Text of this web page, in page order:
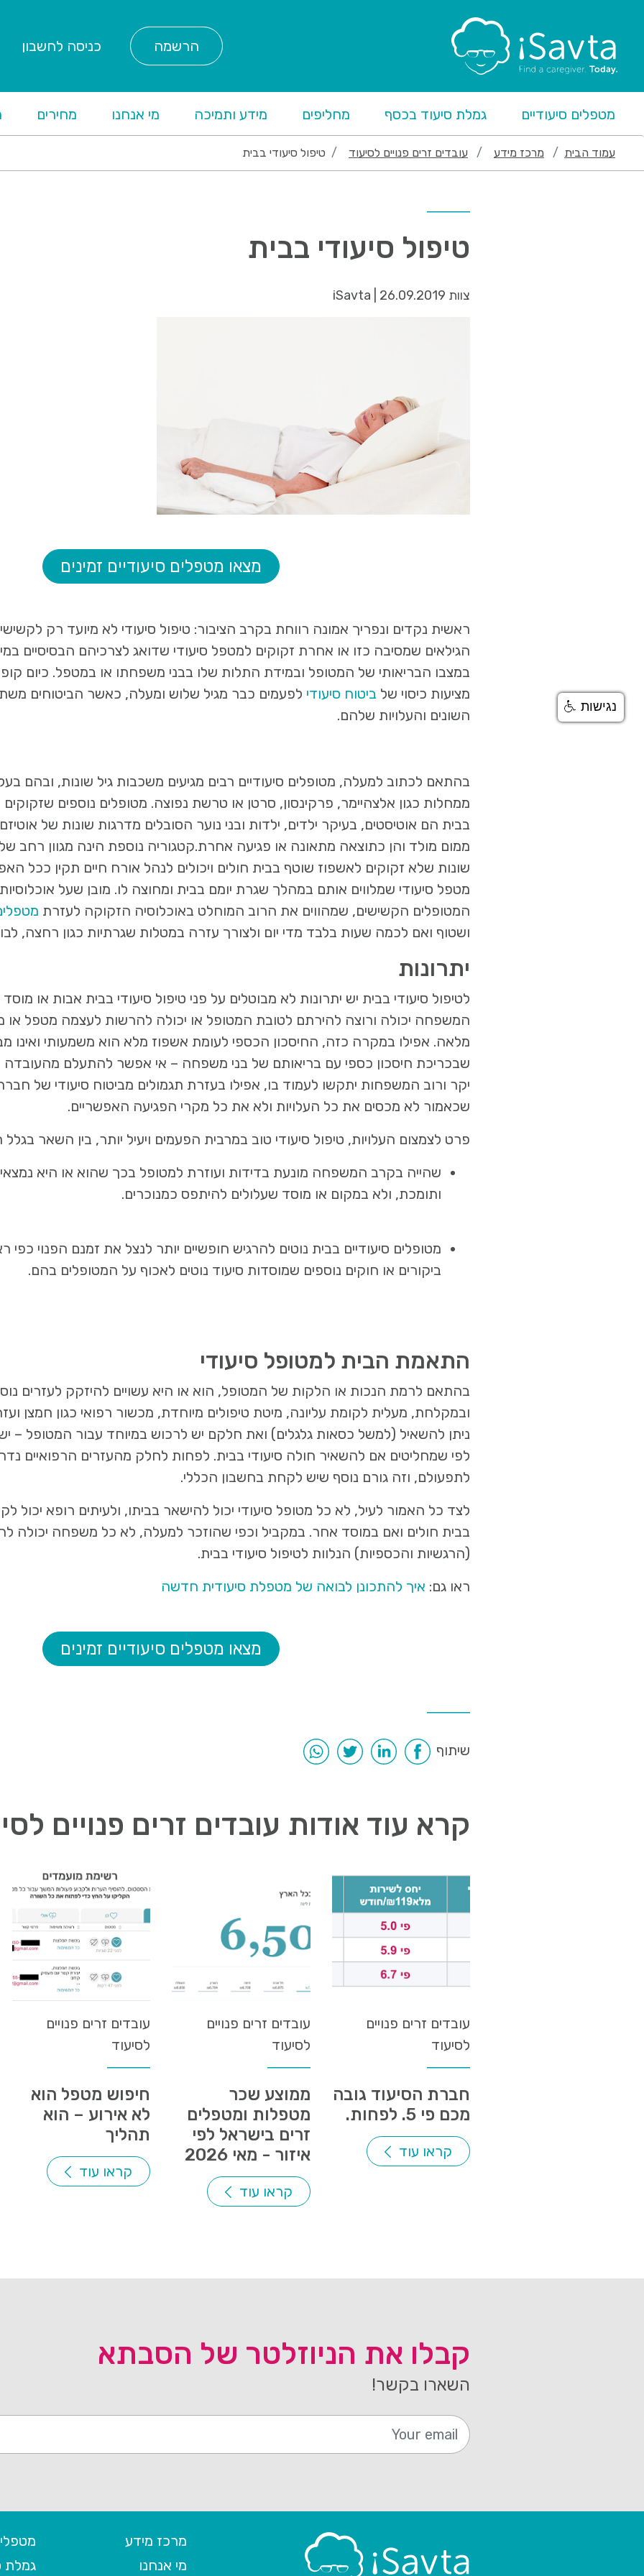
הרשמה כניסה לחשבון
מטפלים סיעודיים גמלת סיעוד בכסף מחליפים מידע ותמיכה מי אנחנו מחירים
עמוד הבית מרכז מידע עובדים זרים פנויים לסיעוד טיפול סיעודי בבית
טיפול סיעודי בבית
צוות iSavta | 26.09.2019
מצאו מטפלים סיעודיים זמינים
ראשית נקדים ונפריך אמונה רווחת בקרב הציבור: טיפול סיעודי לא מיועד רק
הגילאים שמסיבה כזו או אחרת זקוקים למטפל סיעודי שדואג לצרכיהם הבסיסיים
במצבו הבריאותי של המטופל ובמידת התלות שלו בבני משפחתו או במטפל. כיום
מציעות כיסוי של ביטוח סיעודי לפעמים כבר מגיל שלוש ומעלה, כאשר הביטוחים
השונים והעלויות שלהם.
בהתאם לכתוב למעלה, מטופלים סיעודיים רבים מגיעים משכבות גיל שונות, ובהם
ממחלות כגון אלצהיימר, פרקינסון, סרטן או טרשת נפוצה. מטופלים נוספים שזקוקים
בבית הם אוטיסטים, בעיקר ילדים, ילדות ובני נוער הסובלים מדרגות שונות של
ממום מולד והן כתוצאה מתאונה או פגיעה אחרת.קטגוריה נוספת הינה מגוון רחב של
שונות שלא זקוקים לאשפוז שוטף בבית חולים ויכולים לנהל אורח חיים תקין ככל
מטפל סיעודי שמלווים אותם במהלך שגרת יומם בבית ומחוצה לו. מובן שעל
המטופלים הקשישים, שמהווים את הרוב המוחלט באוכלוסיה הזקוקה לעזרת
ושטוף ואם לכמה שעות בלבד מדי יום ולצורך עזרה במטלות שגרתיות כגון רחצה,
יתרונות
לטיפול סיעודי בבית יש יתרונות לא מבוטלים על פני טיפול סיעודי בבית אבות או
המשפחה יכולה ורוצה להירתם לטובת המטופל או יכולה להרשות לעצמה מטפל
מלאה. אפילו במקרה כזה, החיסכון הכספי לעומת אשפוז מלא הוא משמעותי ואינו
שבכריכת חיסכון כספי עם בריאותם של בני משפחה – אי אפשר להתעלם מהעובדה
יקר ורוב המשפחות יתקשו לעמוד בו, אפילו בעזרת תגמולים מביטוח סיעודי של
שכאמור לא מכסים את כל העלויות ולא את כל מקרי הפגיעה האפשריים.
פרט לצמצום העלויות, טיפול סיעודי טוב במרבית הפעמים ויעיל יותר, בין השאר
שהייה בקרב המשפחה מונעת בדידות ועוזרת למטופל בכך שהוא או היא
ותומכת, ולא במקום או מוסד שעלולים להיתפס כמנוכרים.
מטופלים סיעודיים בבית נוטים להרגיש חופשיים יותר לנצל את זמנם הפנוי כפי
ביקורים או חוקים נוספים שמוסדות סיעוד נוטים לאכוף על המטופלים בהם.
התאמת הבית למטופל סיעודי
בהתאם לרמת הנכות או הלקות של המטופל, הוא או היא עשויים להיזקק לעזרים
ובמקלחת, מעלית לקומת עליונה, מיטת טיפולים מיוחדת, מכשור רפואי כגון חמצן
ניתן להשאיל (למשל כסאות גלגלים) ואת חלקם יש לרכוש במיוחד עבור המטופל –
לפי שמחליטים אם להשאיר חולה סיעודי בבית. לפחות לחלק מהעזרים הרפואיים
לתפעולם, וזה גורם נוסף שיש לקחת בחשבון הכללי.
לצד כל האמור לעיל, לא כל מטופל סיעודי יכול להישאר בביתו, ולעיתים רופא יכול
בבית חולים ואם במוסד אחר. במקביל וכפי שהוזכר למעלה, לא כל משפחה יכולה
(הרגשיות והכספיות) הנלוות לטיפול סיעודי בבית.
ראו גם: איך להתכונן לבואה של מטפלת סיעודית חדשה
מצאו מטפלים סיעודיים זמינים
שיתוף
קרא עוד אודות עובדים זרים פנויים
עובדים זרים פנויים
לסיעוד
חברת הסיעוד גובה
מכם פי 5. לפחות.
קראו עוד
עובדים זרים פנויים
לסיעוד
ממוצע שכר
מטפלות ומטפלים
זרים בישראל לפי
איזור - מאי 2026
קראו עוד
עובדים זרים פנויים
לסיעוד
חיפוש מטפל הוא
לא אירוע – הוא
תהליך
קראו עוד
קבלו את הניוזלטר של הסבתא
השארו בקשר!
Электронная почта
מרכז מידע
מי אנחנו
גמלת
נגישות